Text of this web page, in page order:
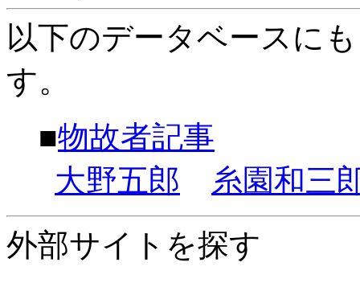
以下のデータベースに
す。
■物故者記事
大野五郎
糸園和三
外部サイトを探す